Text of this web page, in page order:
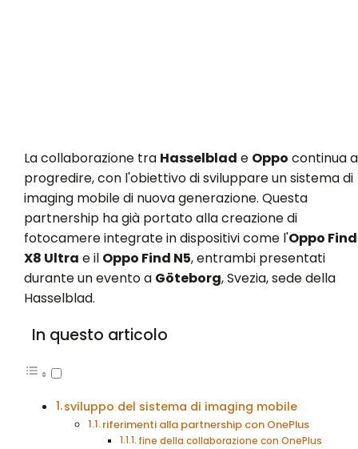
La collaborazione tra Hasselblad e Oppo continua a
progredire, con l'obiettivo di sviluppare un sistema di
imaging mobile di nuova generazione. Questa
partnership ha già portato alla creazione di
fotocamere integrate in dispositivi come l'Oppo Find
X8 Ultra e il Oppo Find N5, entrambi presentati
durante un evento a Göteborg, Svezia, sede della
Hasselblad.
In questo articolo
sviluppo del sistema di imaging mobile
riferimenti alla partnership con OnePlus
fine della collaborazione con OnePlus